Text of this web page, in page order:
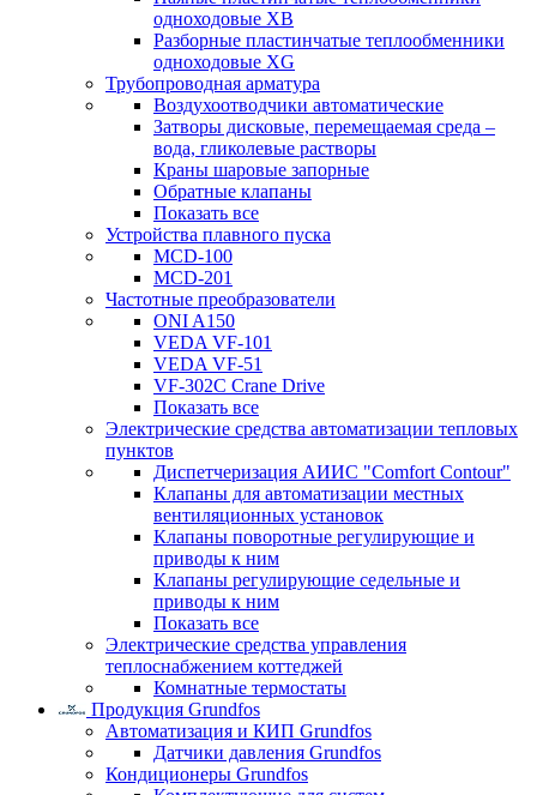
одноходовые ХВ
Разборные пластинчатые теплообменники
одноходовые ХG
Трубопроводная арматура
Воздухоотводчики автоматические
Затворы дисковые, перемещаемая среда –
вода, гликолевые растворы
Краны шаровые запорные
Обратные клапаны
Показать все
Устройства плавного пуска
MCD-100
MCD-201
Частотные преобразователи
ONI A150
VEDA VF-101
VEDA VF-51
VF-302C Crane Drive
Показать все
Электрические средства автоматизации тепловых
пунктов
Диспетчеризация АИИС "Comfort Contour"
Клапаны для автоматизации местных
вентиляционных установок
Клапаны поворотные регулирующие и
приводы к ним
Клапаны регулирующие седельные и
приводы к ним
Показать все
Электрические средства управления
теплоснабжением коттеджей
Комнатные термостаты
Продукция Grundfos
Автоматизация и КИП Grundfos
Датчики давления Grundfos
Кондиционеры Grundfos